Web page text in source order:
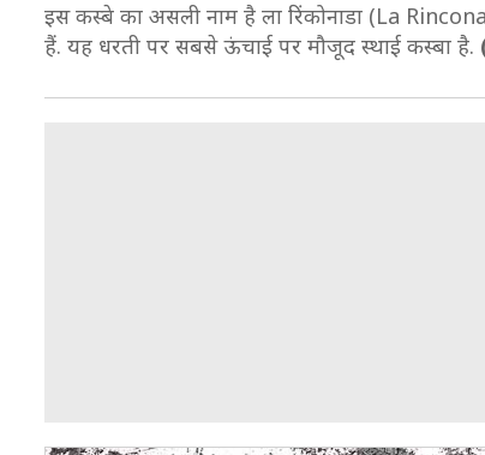
इस कस्बे का असली नाम है ला रिंकोनाडा (La
हैं. यह धरती पर सबसे ऊंचाई पर मौजूद स्थाई कस्बा है.